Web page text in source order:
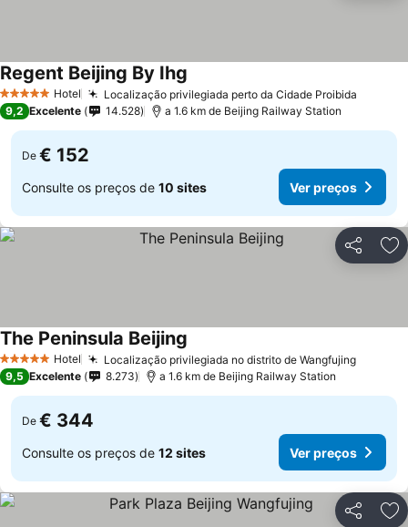
5 Estrelas Hotel Localização privilegiada perto da Cidade Proibida
Regent Beijing By Ihg
9,2 Excelente 14.528 a 1.6 km de Beijing Railway Station
De € 152
Consulte os preços de 10 sites Ver preços
Partilhar
5 Estrelas Hotel Localização privilegiada no distrito de Wangfujing
The Peninsula Beijing
9,5 Excelente 8.273 a 1.6 km de Beijing Railway Station
De € 344
Consulte os preços de 12 sites Ver preços
Partilhar